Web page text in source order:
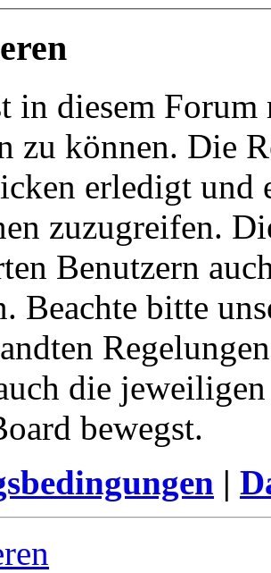
in diesem
zu können. Die
erledigt und
zuzugreifen.
Benutzern
Beachte bitte
die
bewegst.
|